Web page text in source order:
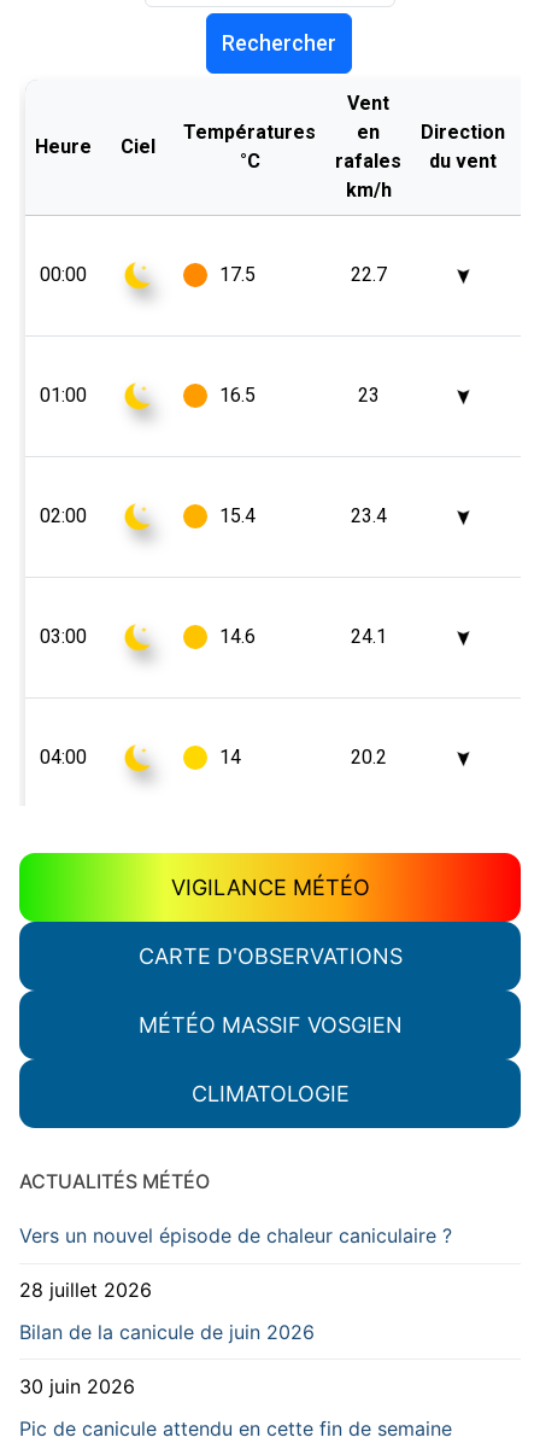
VIGILANCE MÉTÉO
CARTE D'OBSERVATIONS
MÉTÉO MASSIF VOSGIEN
CLIMATOLOGIE
ACTUALITÉS MÉTÉO
Vers un nouvel épisode de chaleur caniculaire ?
28 juillet 2026
Bilan de la canicule de juin 2026
30 juin 2026
Pic de canicule attendu en cette fin de semaine